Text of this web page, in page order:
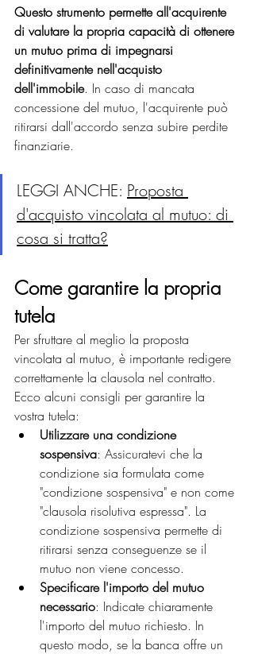
Questo strumento permette all'acquirente
di valutare la propria capacità di ottenere
un mutuo prima di impegnarsi
definitivamente nell'acquisto
dell'immobile. In caso di mancata
concessione del mutuo, l'acquirente può
ritirarsi dall'accordo senza subire perdite
finanziarie.
LEGGI ANCHE: Proposta
d'acquisto vincolata al mutuo: di
cosa si tratta?
Come garantire la propria
tutela
Per sfruttare al meglio la proposta
vincolata al mutuo, è importante redigere
correttamente la clausola nel contratto.
Ecco alcuni consigli per garantire la
vostra tutela:
Utilizzare una condizione
sospensiva: Assicuratevi che la
condizione sia formulata come
"condizione sospensiva" e non come
"clausola risolutiva espressa". La
condizione sospensiva permette di
ritirarsi senza conseguenze se il
mutuo non viene concesso.
Specificare l'importo del mutuo
necessario: Indicate chiaramente
l'importo del mutuo richiesto. In
questo modo, se la banca offre un